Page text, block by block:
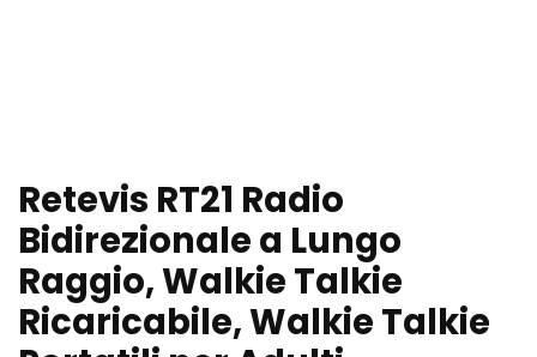
Retevis RT21 Radio
Bidirezionale a Lungo
Raggio, Walkie Talkie
Ricaricabile, Walkie Talkie